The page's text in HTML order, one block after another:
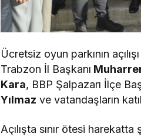
Ücretsiz oyun parkının
Trabzon İl Başkanı
Kara, BBP Şalpazarı İlçe
Yılmaz ve vatandaşların
Açılışta sınır ötesi